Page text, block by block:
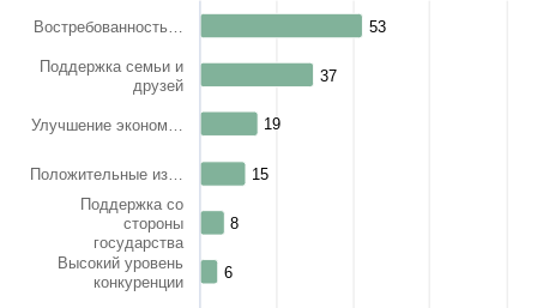
The chart has 1 X axis displaying categories.
The chart has 1 Y axis displaying values. Range: 0 to 100.
53
53
37
37
19
19
15
15
8
8
6
6
Востребованность…
Поддержка семьи и
друзей
Улучшение эконом…
Положительные из…
Поддержка со
стороны
государства
Высокий уровень
конкуренции